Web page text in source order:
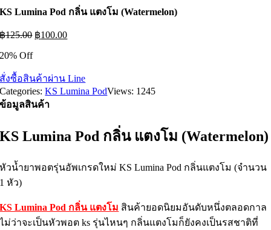
KS Lumina Pod กลิ่น แตงโม (Watermelon)
฿125.00 Original
฿100.00Current
20% Off
สั่งซื้อสินค้าผ่าน Line
Categories:KS Lumina PodViews: 1245
ข้อมูลสินค้า
KS Lumina Pod กลิ่น แตงโม (Watermelon)
หัวน้ำยาพอตรุ่นอัพเกรดใหม่ KS Lumina Pod กลิ่นแตงโม (จำนวน
1 หัว)
KS Lumina Pod กลิ่น แตงโม สินค้ายอดนิยมอันดับหนึ่งตลอดกาล
ไม่ว่าจะเป็นหัวพอต ks รุ่นไหนๆ กลิ่นแตงโมก็ยังคงเป็นรสชาติที่